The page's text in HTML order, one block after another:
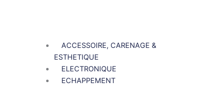
ACCESSOIRE, CARENAGE &
ESTHETIQUE
ELECTRONIQUE
ECHAPPEMENT